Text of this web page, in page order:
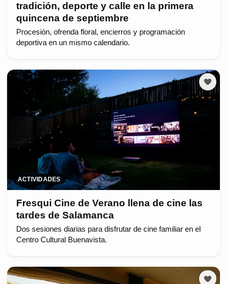
tradición, deporte y calle en la primera
quincena de septiembre
Procesión, ofrenda floral, encierros y programación
deportiva en un mismo calendario.
ACTIVIDADES
Fresqui Cine de Verano llena de cine las
tardes de Salamanca
Dos sesiones diarias para disfrutar de cine familiar en el
Centro Cultural Buenavista.